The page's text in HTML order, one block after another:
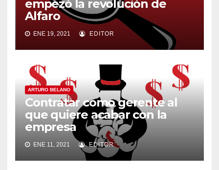
empezó la revolución de
Alfaro
ENE 19, 2021 EDITOR
ARTURO BELANO
Contratar como gerente al
que quiere acabar con la
empresa
ENE 11, 2021 EDITOR